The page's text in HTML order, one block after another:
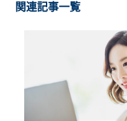
関連記事一覧